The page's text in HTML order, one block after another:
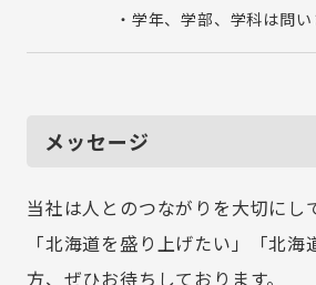
・学年、学部、学科は問
メッセージ
当社は人とのつながりを大切にし
「北海道を盛り上げたい」「北海
方、ぜひお待ちしております。